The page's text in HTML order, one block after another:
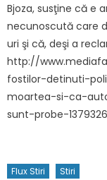
Bjoza, susţine că e
necunoscută care
uri şi că, deşi a
http://
fostilor-detinuti-
moartea-si-ca-
sunt-probe-
Flux Stiri Stiri